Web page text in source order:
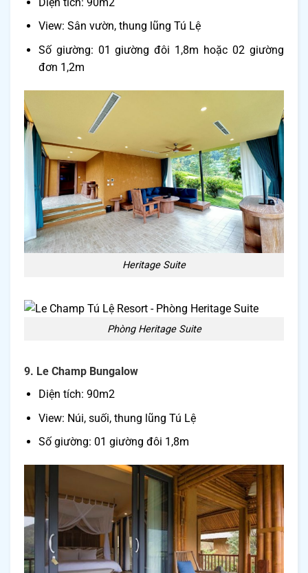
View: Sân vườn, thung lũng Tú Lệ
Số giường: 01 giường đôi 1,8m hoặc 02 giường
đơn 1,2m
Heritage Suite
Phòng Heritage Suite
9. Le Champ Bungalow
Diện tích: 90m2
View: Núi, suối, thung lũng Tú Lệ
Số giường: 01 giường đôi 1,8m